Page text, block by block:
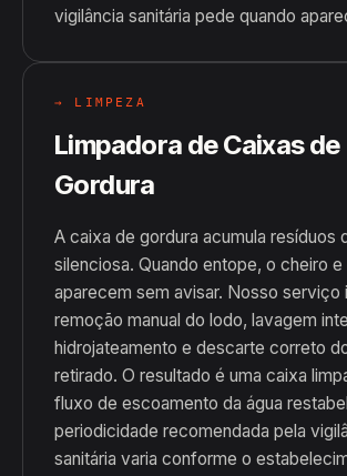
vigilância sanitária pede quando
→ LIMPEZA
Limpadora de Caixas de
Gordura
A caixa de gordura acumula resíduos
silenciosa. Quando entope, o cheiro
aparecem sem avisar. Nosso serviço
remoção manual do lodo, lavagem
hidrojateamento e descarte correto
retirado. O resultado é uma caixa
fluxo de escoamento da água
periodicidade recomendada pela
sanitária varia conforme o